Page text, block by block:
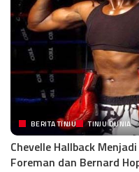
BERITA TINJU TINJU DUNIA
Chevelle Hallback
Foreman dan Bernard